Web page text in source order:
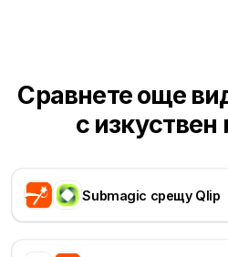
Сравнете още
с изкуствен
Submagic срещу Qlip